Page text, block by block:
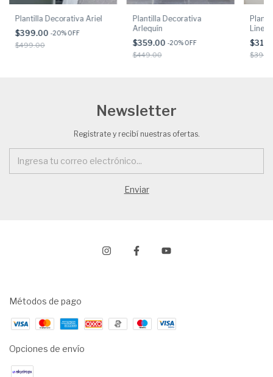
Plantilla Decorativa Ariel
$399.00 -20% OFF
$499.00
Plantilla Decorativa
Arlequín
$359.00 -20% OFF
$449.00
Lineas
Newsletter
Registrate y recibí nuestras ofertas.
Métodos de pago
Opciones de envío